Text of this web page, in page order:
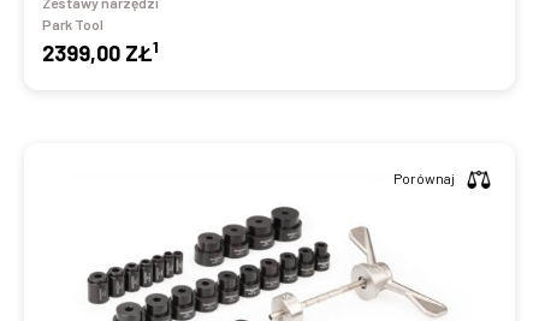
Park Tool
2399,00 ZŁ1
Porównaj